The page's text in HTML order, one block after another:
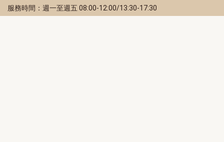
服務時間：週一至週五 08:00-12:00/13:30-17:30